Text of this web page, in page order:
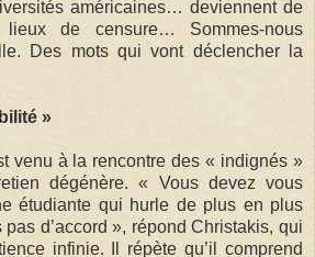
américaines… deviennent de
de censure… Sommes-nous
Des mots qui vont déclencher la
»
venu à la rencontre des « indignés »
dégénère. « Vous devez vous
étudiante qui hurle de plus en plus
d’accord », répond Christakis, qui
infinie. Il répète qu’il comprend